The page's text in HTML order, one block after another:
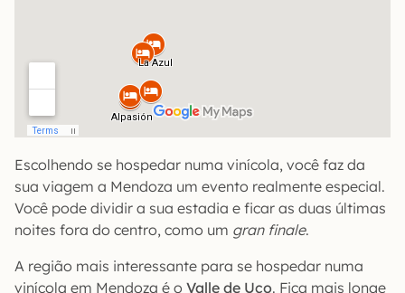
Escolhendo se hospedar numa vinícola, você faz da
sua viagem a Mendoza um evento realmente especial.
Você pode dividir a sua estadia e ficar as duas últimas
noites fora do centro, como um gran finale.
A região mais interessante para se hospedar numa
vinícola em Mendoza é o Valle de Uco. Fica mais longe